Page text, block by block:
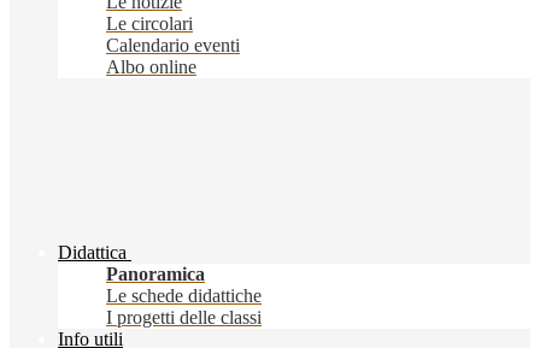
Le circolari
Calendario eventi
Albo online
Didattica
Panoramica
Le schede didattiche
I progetti delle classi
Info utili